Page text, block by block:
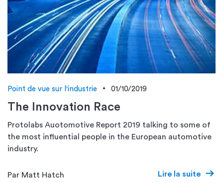
Point de vue sur l'industrie 01/10/2019
The Innovation Race
Protolabs Auotomotive Report 2019 talking to some of
the most influential people in the European automotive
industry.
Par Matt Hatch Lire la suite